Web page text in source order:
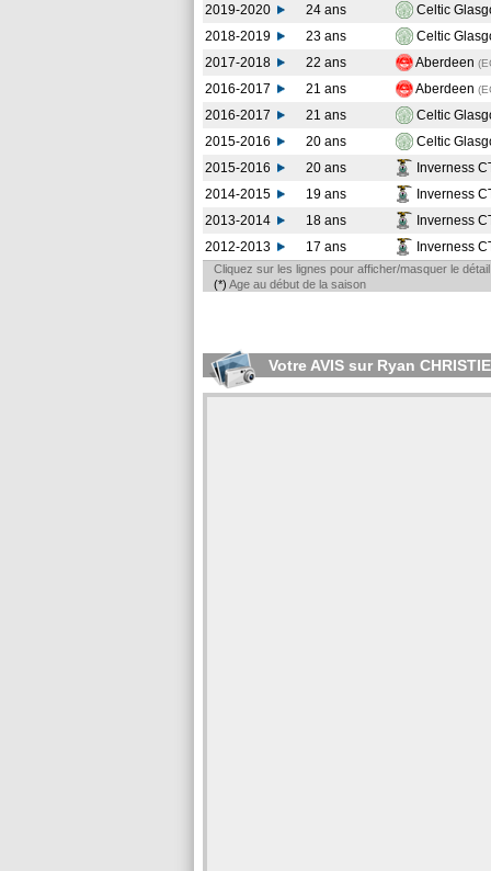
2019-2020
24 ans Celtic
2018-2019
23 ans Celtic
2017-2018
22 ans Aberdeen
2016-2017
21 ans Aberdeen
2016-2017
21 ans Celtic
2015-2016
20 ans Celtic
2015-2016
20 ans Inverness
2014-2015
19 ans Inverness
2013-2014
18 ans Inverness
2012-2013
17 ans Inverness
Cliquez sur les lignes pour afficher/masquer le
(*) Age au début de la saison
Votre AVIS sur Ryan CHRISTIE